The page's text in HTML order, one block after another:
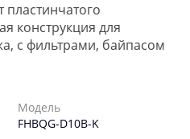
пластинчатого
конструкция для
с фильтрами, байпасом
Модель
FHBQG-D10B-K